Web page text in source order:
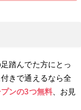
踏んでた方にとっ
きで通えるなら全
ンの3つ無料、お見